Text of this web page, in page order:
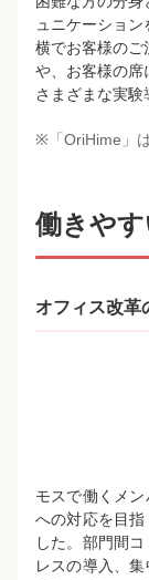
ュニケーショ
横でお客様のご
や、お客様の席
さまざまな実験
※「OriHime」
働きや
オフィス改革
モスで働くメ
への対応を目
した。部門間
レスの導入、